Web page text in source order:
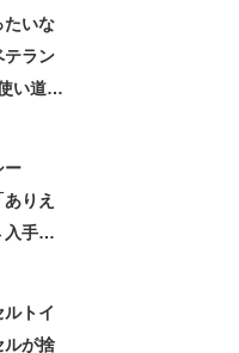
たいな
ラン
い道の
ー
りえ
手は
トイ
が捨